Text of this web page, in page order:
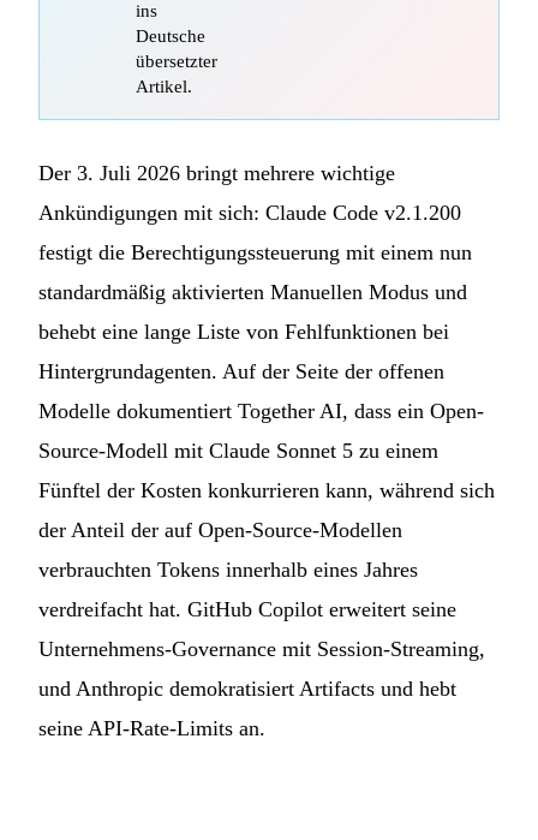
ins
Deutsche
übersetzter
Artikel.
Der 3. Juli 2026 bringt mehrere wichtige
Ankündigungen mit sich: Claude Code v2.1.200
festigt die Berechtigungssteuerung mit einem nun
standardmäßig aktivierten Manuellen Modus und
behebt eine lange Liste von Fehlfunktionen bei
Hintergrundagenten. Auf der Seite der offenen
Modelle dokumentiert Together AI, dass ein Open-
Source-Modell mit Claude Sonnet 5 zu einem
Fünftel der Kosten konkurrieren kann, während sich
der Anteil der auf Open-Source-Modellen
verbrauchten Tokens innerhalb eines Jahres
verdreifacht hat. GitHub Copilot erweitert seine
Unternehmens-Governance mit Session-Streaming,
und Anthropic demokratisiert Artifacts und hebt
seine API-Rate-Limits an.